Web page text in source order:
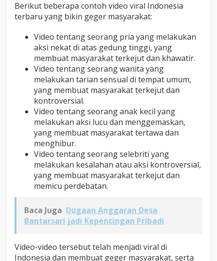
Berikut beberapa contoh video viral Indonesia
terbaru yang bikin geger masyarakat:
Video tentang seorang pria yang melakukan
aksi nekat di atas gedung tinggi, yang
membuat masyarakat terkejut dan khawatir.
Video tentang seorang wanita yang
melakukan tarian sensual di tempat umum,
yang membuat masyarakat terkejut dan
kontroversial.
Video tentang seorang anak kecil yang
melakukan aksi lucu dan menggemaskan,
yang membuat masyarakat tertawa dan
menghibur.
Video tentang seorang selebriti yang
melakukan kesalahan atau aksi kontroversial,
yang membuat masyarakat terkejut dan
memicu perdebatan.
Baca Juga Dugaan Anggaran Desa
Bantarsari jadi Kepentingan Pribadi
Video-video tersebut telah menjadi viral di
Indonesia dan membuat geger masyarakat, serta